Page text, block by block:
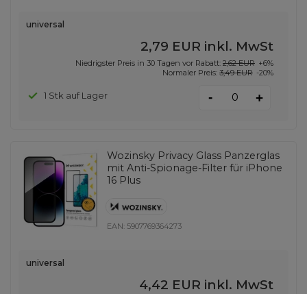
universal
2,79 EUR inkl. MwSt
Niedrigster Preis in 30 Tagen vor Rabatt: 2,62 EUR +6%
Normaler Preis: 3,49 EUR -20%
1 Stk auf Lager - +
Wozinsky Privacy Glass Panzerglas
mit Anti-Spionage-Filter für iPhone
16 Plus
EAN: 5907769364273
universal
4,42 EUR inkl. MwSt